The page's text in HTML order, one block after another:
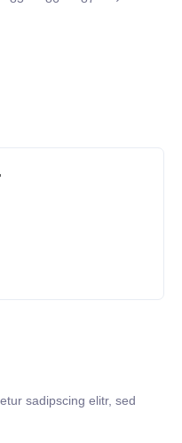
sadipscing elitr, sed